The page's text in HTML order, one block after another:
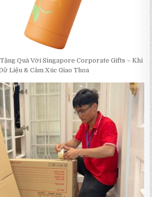
Quà Với Singapore Corporate Gifts – Khi
Liệu & Cảm Xúc Giao Thoa